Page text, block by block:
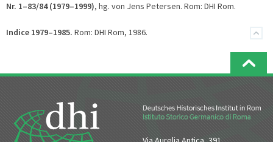
Nr. 1–83/84 (1979–1999), hg. von Jens Petersen. Rom: DHI Rom.
Indice 1979–1985. Rom: DHI Rom, 1986.